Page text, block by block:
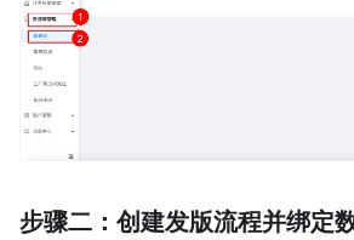
步骤二：创建发版流程并绑定